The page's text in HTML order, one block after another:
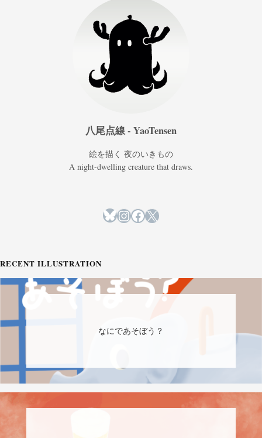
八尾点線 - YaoTensen
絵を描く 夜のいきもの
A night-dwelling creature that draws.
Bluesky
Instagram
Facebook
X
RECENT ILLUSTRATION
なにであそぼう？